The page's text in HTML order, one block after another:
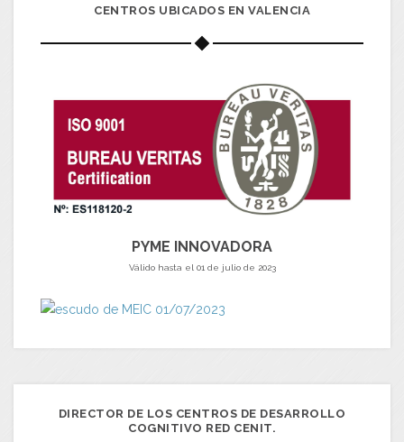
CENTROS UBICADOS EN VALENCIA
PYME INNOVADORA
Válido hasta el 01 de julio de 2023
DIRECTOR DE LOS CENTROS DE DESARROLLO
COGNITIVO RED CENIT.